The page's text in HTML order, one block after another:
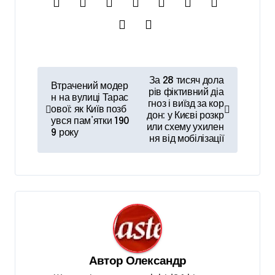
в
г
а
ц
Втрачений модер
н на вулиці Тарас
ової: як Київ позб
увся пам’ятки 190
9 року
За 28 тисяч дола
рів фіктивний діа
гноз і виїзд за кор
дон: у Києві розкр
или схему ухилен
ня від мобілізації
Автор Олександр